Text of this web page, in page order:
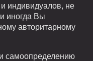
индивидуалов, не
иногда Вы
авторитарному
самоопределению